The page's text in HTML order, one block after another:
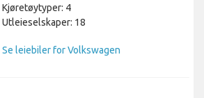
Kjøretøytyper: 4
Utleieselskaper: 18
Se leiebiler for Volkswagen